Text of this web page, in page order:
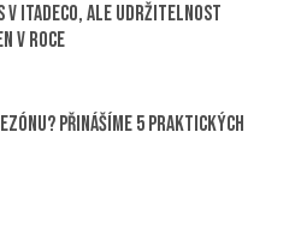
v ITADECO, ale udržitelnost
v roce
Přinášíme 5 praktických